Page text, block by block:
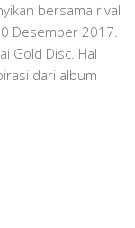
bersama rival
Desember 2017.
Gold Disc. Hal
dari album